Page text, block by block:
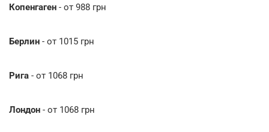
Копенгаген - от 988 грн
Берлин - от 1015 грн
Рига - от 1068 грн
Лондон - от 1068 грн